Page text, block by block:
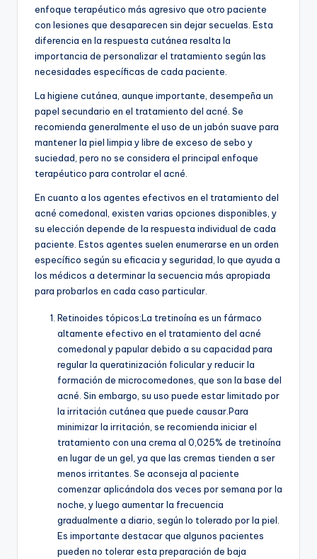
enfoque terapéutico más agresivo que otro paciente
con lesiones que desaparecen sin dejar secuelas. Esta
diferencia en la respuesta cutánea resalta la
importancia de personalizar el tratamiento según las
necesidades específicas de cada paciente.
La higiene cutánea, aunque importante, desempeña un
papel secundario en el tratamiento del acné. Se
recomienda generalmente el uso de un jabón suave para
mantener la piel limpia y libre de exceso de sebo y
suciedad, pero no se considera el principal enfoque
terapéutico para controlar el acné.
En cuanto a los agentes efectivos en el tratamiento del
acné comedonal, existen varias opciones disponibles, y
su elección depende de la respuesta individual de cada
paciente. Estos agentes suelen enumerarse en un orden
específico según su eficacia y seguridad, lo que ayuda a
los médicos a determinar la secuencia más apropiada
para probarlos en cada caso particular.
Retinoides tópicos:La tretinoína es un fármaco
altamente efectivo en el tratamiento del acné
comedonal y papular debido a su capacidad para
regular la queratinización folicular y reducir la
formación de microcomedones, que son la base del
acné. Sin embargo, su uso puede estar limitado por
la irritación cutánea que puede causar.Para
minimizar la irritación, se recomienda iniciar el
tratamiento con una crema al 0,025% de tretinoína
en lugar de un gel, ya que las cremas tienden a ser
menos irritantes. Se aconseja al paciente
comenzar aplicándola dos veces por semana por la
noche, y luego aumentar la frecuencia
gradualmente a diario, según lo tolerado por la piel.
Es importante destacar que algunos pacientes
pueden no tolerar esta preparación de baja